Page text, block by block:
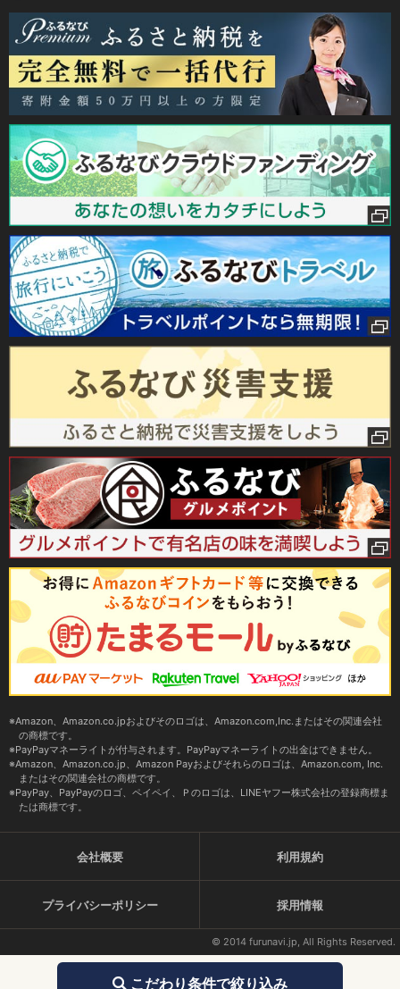
こだわり条件で絞り込み
Amazon、Amazon.co.jpおよびそのロゴは、Amazon.com,Inc.またはその関連会社
の商標です。
PayPayマネーライトが付与されます。PayPayマネーライトの出金はできません。
Amazon、Amazon.co.jp、Amazon Payおよびそれらのロゴは、Amazon.com, Inc.
またはその関連会社の商標です。
PayPay、PayPayのロゴ、ペイペイ、Ｐのロゴは、LINEヤフー株式会社の登録商標ま
たは商標です。
会社概要 利用規約
プライバシーポリシー 採用情報
© 2014 furunavi.jp, All Rights Reserved.